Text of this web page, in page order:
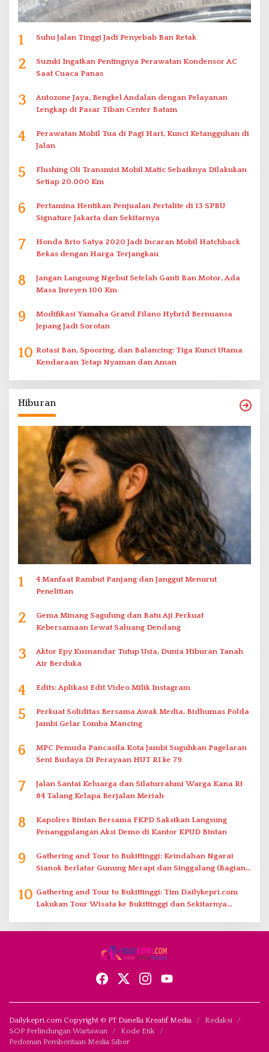
1 Suhu Jalan Tinggi Jadi Penyebab Ban Retak
2
Suzuki Ingatkan Pentingnya Perawatan Kondensor AC
Saat Cuaca Panas
3
Autozone Jaya, Bengkel Andalan dengan Pelayanan
Lengkap di Pasar Tiban Center Batam
4
Perawatan Mobil Tua di Pagi Hari, Kunci Ketangguhan di
Jalan
5
Flushing Oli Transmisi Mobil Matic Sebaiknya Dilakukan
Setiap 20.000 Km
6
Pertamina Hentikan Penjualan Pertalite di 13 SPBU
Signature Jakarta dan Sekitarnya
7
Honda Brio Satya 2020 Jadi Incaran Mobil Hatchback
Bekas dengan Harga Terjangkau
8
Jangan Langsung Ngebut Setelah Ganti Ban Motor, Ada
Masa Inreyen 100 Km
9
Modifikasi Yamaha Grand Filano Hybrid Bernuansa
Jepang Jadi Sorotan
10 Rotasi Ban, Spooring, dan Balancing: Tiga Kunci Utama
Kendaraan Tetap Nyaman dan Aman
Hiburan
1
4 Manfaat Rambut Panjang dan Janggut Menurut
Penelitian
2
Gema Minang Sagulung dan Batu Aji Perkuat
Kebersamaan Lewat Saluang Dendang
3
Aktor Epy Kusnandar Tutup Usia, Dunia Hiburan Tanah
Air Berduka
4 Edits: Aplikasi Edit Video Milik Instagram
5
Perkuat Soliditas Bersama Awak Media, Bidhumas Polda
Jambi Gelar Lomba Mancing
6
MPC Pemuda Pancasila Kota Jambi Suguhkan Pagelaran
Seni Budaya Di Perayaan HUT RI ke 79
7
Jalan Santai Keluarga dan Silaturrahmi Warga Kana Rt
84 Talang Kelapa Berjalan Meriah
8
Kapolres Bintan Bersama FKPD Saksikan Langsung
Penanggulangan Aksi Demo di Kantor KPUD Bintan
9
Gathering and Tour to Bukittinggi: Keindahan Ngarai
Sianok Berlatar Gunung Merapi dan Singgalang (Bagian
10 Gathering and Tour to Bukittinggi: Tim Dailykepri.com
Lakukan Tour Wisata ke Bukittinggi dan Sekitarnya
Dailykepri.com Copyright © PT Danella Kreatif Media
Redaksi
SOP Perlindungan Wartawan
Kode Etik
Pedoman Pemberitaan Media Siber